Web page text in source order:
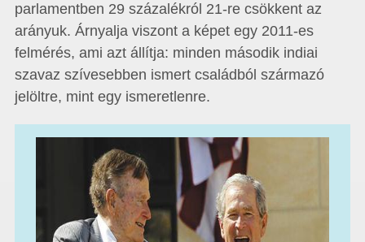
parlamentben 29 százalékról 21-re csökkent az
arányuk. Árnyalja viszont a képet egy 2011-es
felmérés, ami azt állítja: minden második indiai
szavaz szívesebben ismert családból származó
jelöltre, mint egy ismeretlenre.